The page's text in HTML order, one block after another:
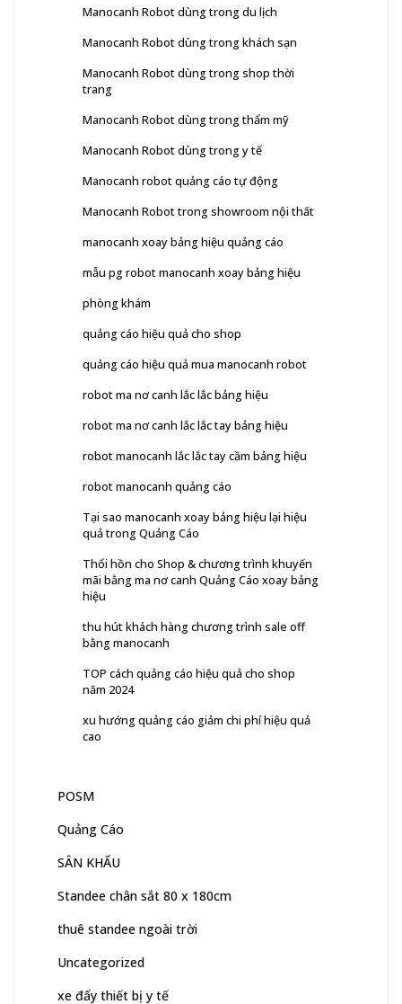
Manocanh Robot dùng trong du lịch
Manocanh Robot dùng trong khách sạn
Manocanh Robot dùng trong shop thời
trang
Manocanh Robot dùng trong thẩm mỹ
Manocanh Robot dùng trong y tế
Manocanh robot quảng cáo tự động
Manocanh Robot trong showroom nội thất
manocanh xoay bảng hiệu quảng cáo
mẫu pg robot manocanh xoay bảng hiệu
phòng khám
quảng cáo hiệu quả cho shop
quảng cáo hiệu quả mua manocanh robot
robot ma nơ canh lắc lắc bảng hiệu
robot ma nơ canh lắc lắc tay bảng hiệu
robot manocanh lắc lắc tay cầm bảng hiệu
robot manocanh quảng cáo
Tại sao manocanh xoay bảng hiệu lại hiệu
quả trong Quảng Cáo
Thổi hồn cho Shop & chương trình khuyến
mãi bằng ma nơ canh Quảng Cáo xoay bảng
hiệu
thu hút khách hàng chương trình sale off
bằng manocanh
TOP cách quảng cáo hiệu quả cho shop
năm 2024
xu hướng quảng cáo giảm chi phí hiệu quả
cao
POSM
Quảng Cáo
SÂN KHẤU
Standee chân sắt 80 x 180cm
thuê standee ngoài trời
Uncategorized
xe đẩy thiết bị y tế